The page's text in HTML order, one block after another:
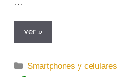
…
ver »
C
Smartphones y celulares